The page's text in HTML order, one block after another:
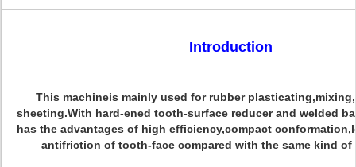
Introduction
This machineis mainly used for rubber
sheeting.With hard-ened tooth-surface reducer and welded
has the advantages of high efficiency,compact
antifriction of tooth-face compared with the same kind of